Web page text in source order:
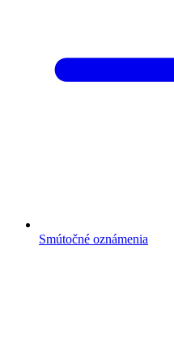
Smútočné oznámenia